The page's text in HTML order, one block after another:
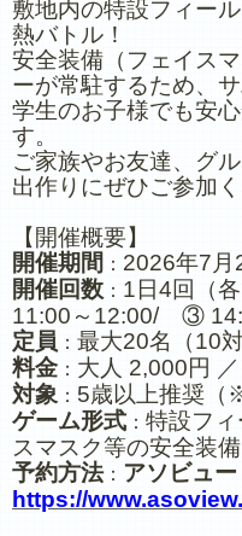
敷地内の特設フィー
熱バトル！
安全装備（フェイス
ーが常駐するため、
学生のお子様でも安
す。
ご家族やお友達、グ
出作りにぜひご参加く
【開催概要】
開催期間 ： 2026年7月
開催回数 ： 1日4回（
11:00～12:00/ ③
定員 ： 最大20名（10
料金 ： 大人 2,000円
対象 ： 5歳以上推奨（
ゲーム形式 ： 特設フ
スマスク等の安全装
予約方法： アソビュー
https://